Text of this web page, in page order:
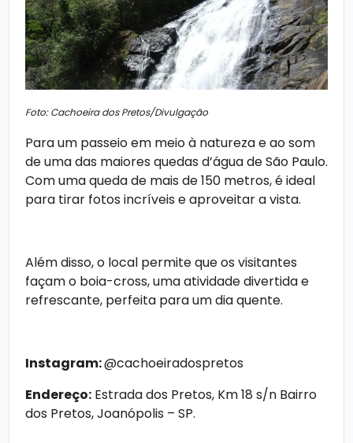
Foto: Cachoeira dos Pretos/Divulgação
Para um passeio em meio à natureza e ao som
de uma das maiores quedas d’água de São Paulo.
Com uma queda de mais de 150 metros, é ideal
para tirar fotos incríveis e aproveitar a vista.
Além disso, o local permite que os visitantes
façam o boia-cross, uma atividade divertida e
refrescante, perfeita para um dia quente.
Instagram:@cachoeiradospretos
Endereço: Estrada dos Pretos, Km 18 s/n Bairro
dos Pretos, Joanópolis – SP.